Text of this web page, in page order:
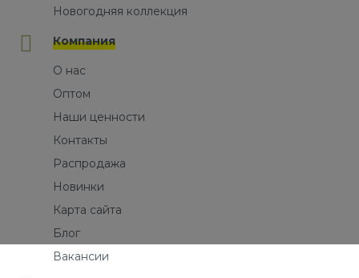
Новогодняя коллекция
Компания
О нас
Оптом
Наши ценности
Контакты
Распродажа
Новинки
Карта сайта
Блог
Вакансии